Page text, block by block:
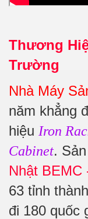
Thương
Trường
Nhà Máy
năm khẳng
hiệu Iron
Cabinet.
Nhật BEMC
63 tỉnh
đi 180 quốc